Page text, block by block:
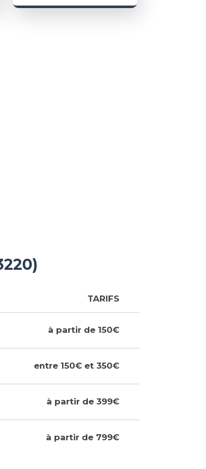
TARIFS
à partir de 150€
entre 150€ et 350€
à partir de 399€
à partir de 799€